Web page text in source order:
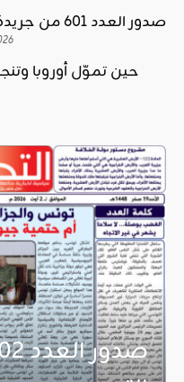
صدور العدد 601 من جريدة التحرير
حين تموّل أوروبا